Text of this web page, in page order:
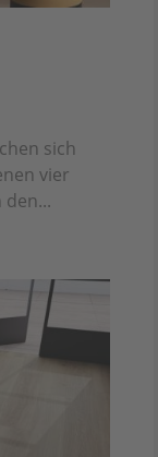
sich
vier